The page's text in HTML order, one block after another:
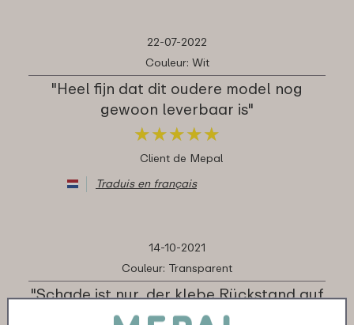
22-07-2022
Couleur: Wit
"Heel fijn dat dit oudere model nog
gewoon leverbaar is"
★★★★★
★★★★★
Client de Mepal
Traduis en français
14-10-2021
Couleur: Transparent
"Schade ist nur, der klebe Rückstand auf
dem Becher Boden geht nicht ab, von